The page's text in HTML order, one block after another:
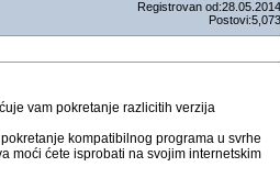
Registrovan od:28.05.2014
Postovi:5,073
vam pokretanje razlicitih verzija
kompatibilnog programa u svrhe
moći ćete isprobati na svojim internetskim